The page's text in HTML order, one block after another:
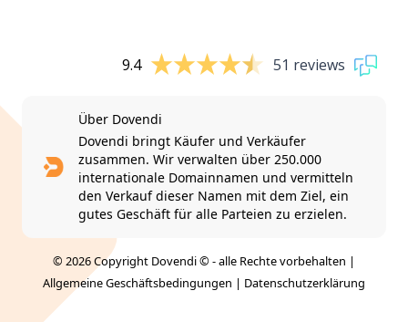
9.4 51 reviews
Über Dovendi
Dovendi bringt Käufer und Verkäufer
zusammen. Wir verwalten über 250.000
internationale Domainnamen und vermitteln
den Verkauf dieser Namen mit dem Ziel, ein
gutes Geschäft für alle Parteien zu erzielen.
© 2026 Copyright Dovendi © - alle Rechte vorbehalten |
Allgemeine Geschäftsbedingungen | Datenschutzerklärung